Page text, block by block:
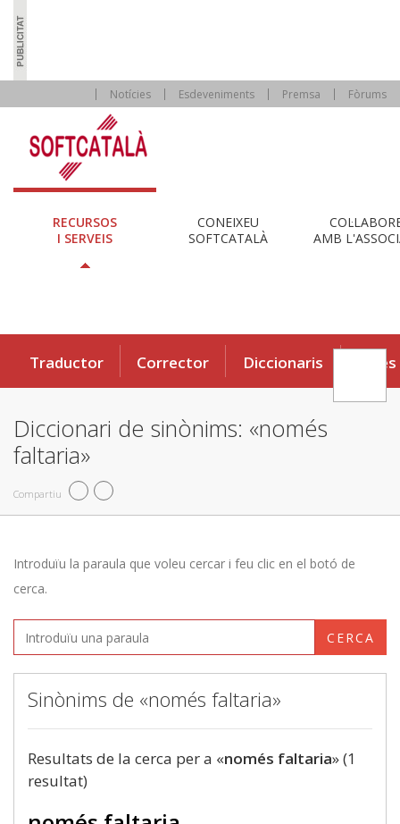
Notícies Esdeveniments Premsa Fòrums
RECURSOS
I SERVEIS
CONEIXEU
SOFTCATALÀ
AMB
Traductor Corrector Diccionaris Eines
Diccionari de sinònims: «només
faltaria»
Compartiu
Introduïu la paraula que voleu cercar i feu clic en el botó de
cerca.
CERCA
Sinònims de «només faltaria»
Resultats de la cerca per a «només faltaria» (1
resultat)